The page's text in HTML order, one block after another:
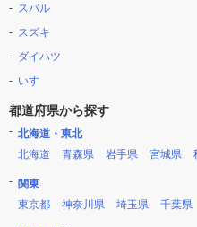
スバル
スズキ
ダイハツ
いすゞ
都道府県から探す
北海道・東北
北海道
青森県 岩手県 宮城県
関東
東京都
神奈川県 埼玉県 千葉県